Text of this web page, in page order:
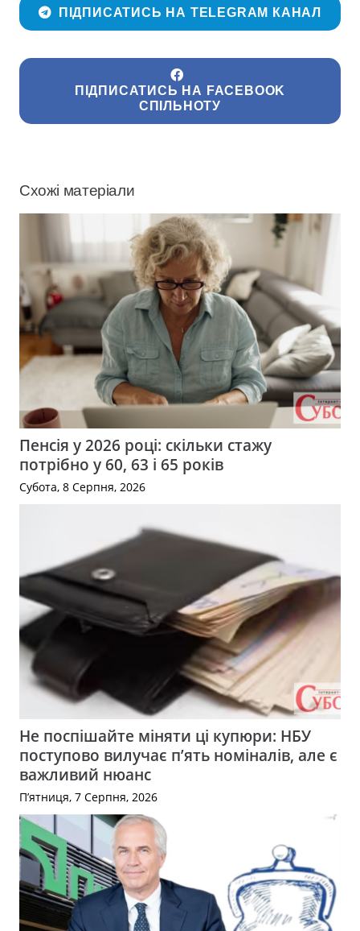
ПІДПИСАТИСЬ НА TELEGRAM КАНАЛ
ПІДПИСАТИСЬ НА FACEBOOK
СПІЛЬНОТУ
Схожі матеріали
Пенсія у 2026 році: скільки стажу
потрібно у 60, 63 і 65 років
Субота, 8 Серпня, 2026
Не поспішайте міняти ці купюри: НБУ
поступово вилучає п’ять номіналів, але є
важливий нюанс
П’ятниця, 7 Серпня, 2026